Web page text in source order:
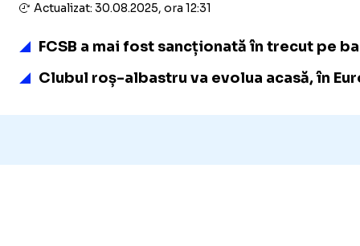
Actualizat: 30.08.2025, ora 12:31
FCSB a mai fost sancționată în trecut pe
Clubul roș-albastru va evolua acasă, în